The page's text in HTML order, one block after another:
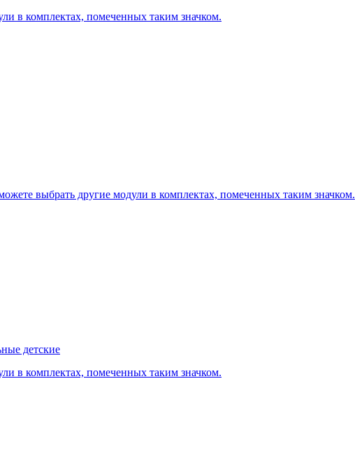
в комплектах, помеченных таким значком.
выбрать другие модули в комплектах, помеченных таким значком.
детские
в комплектах, помеченных таким значком.